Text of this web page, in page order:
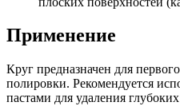
Применение
Круг предназначен для
полировки. Рекомендуется
пастами для удаления